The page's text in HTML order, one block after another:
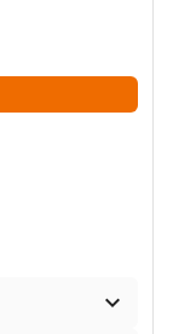
